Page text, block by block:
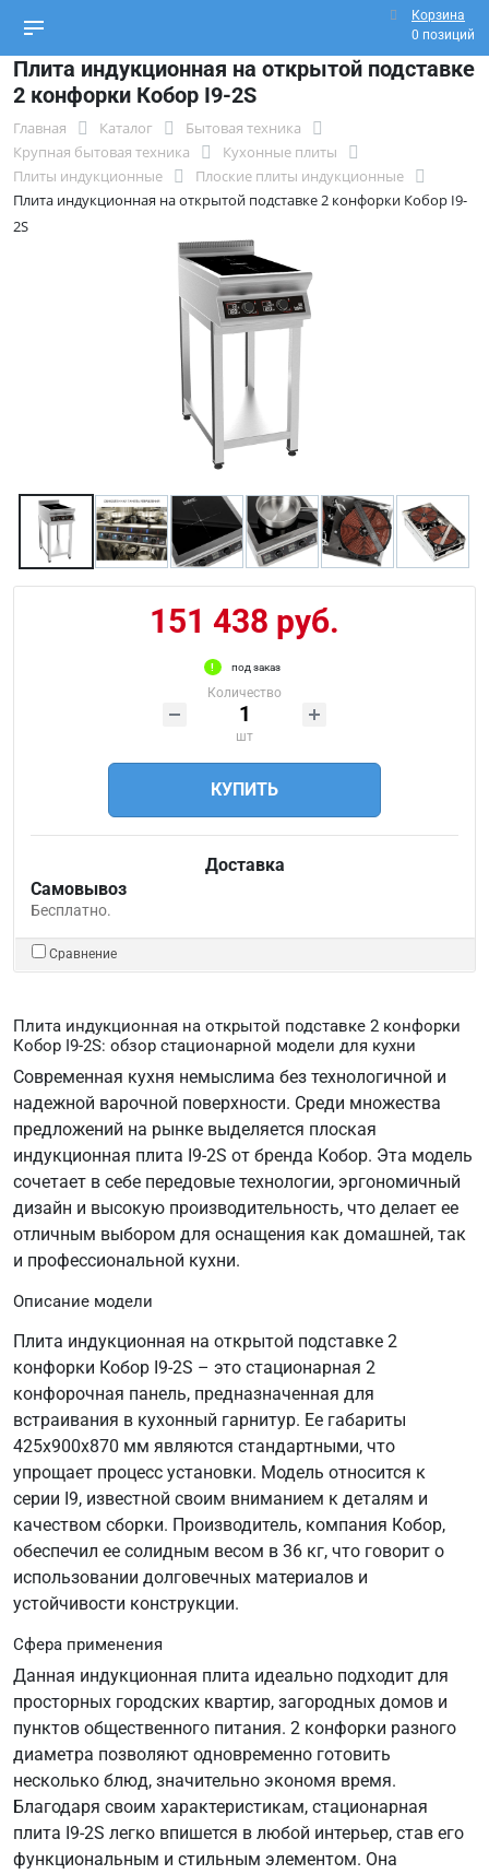
Корзина
0 позиций
Плита индукционная на открытой подставке
2 конфорки Кобор I9-2S
Главная Каталог
Бытовая техника
Крупная бытовая техника
Кухонные плиты
Плиты индукционные
Плоские плиты индукционные
Плита индукционная на открытой подставке 2 конфорки Кобор I9-
2S
151 438 руб.
под заказ
Количество
шт
КУПИТЬ
Доставка
Самовывоз
Бесплатно.
Сравнение
Плита индукционная на открытой подставке 2 конфорки
Кобор I9-2S: обзор стационарной модели для кухни
Современная кухня немыслима без технологичной и
надежной варочной поверхности. Среди множества
предложений на рынке выделяется плоская
индукционная плита I9-2S от бренда Кобор. Эта модель
сочетает в себе передовые технологии, эргономичный
дизайн и высокую производительность, что делает ее
отличным выбором для оснащения как домашней, так
и профессиональной кухни.
Описание модели
Плита индукционная на открытой подставке 2
конфорки Кобор I9-2S – это стационарная 2
конфорочная панель, предназначенная для
встраивания в кухонный гарнитур. Ее габариты
425х900х870 мм являются стандартными, что
упрощает процесс установки. Модель относится к
серии I9, известной своим вниманием к деталям и
качеством сборки. Производитель, компания Кобор,
обеспечил ее солидным весом в 36 кг, что говорит о
использовании долговечных материалов и
устойчивости конструкции.
Сфера применения
Данная индукционная плита идеально подходит для
просторных городских квартир, загородных домов и
пунктов общественного питания. 2 конфорки разного
диаметра позволяют одновременно готовить
несколько блюд, значительно экономя время.
Благодаря своим характеристикам, стационарная
плита I9-2S легко впишется в любой интерьер, став его
функциональным и стильным элементом. Она